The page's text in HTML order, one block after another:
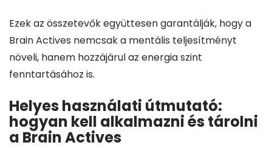
Ezek az összetevők együttesen garantálják, hogy a
Brain Actives nemcsak a mentális teljesítményt
növeli, hanem hozzájárul az energia szint
fenntartásához is.
Helyes használati útmutató:
hogyan kell alkalmazni és tárolni
a Brain Actives